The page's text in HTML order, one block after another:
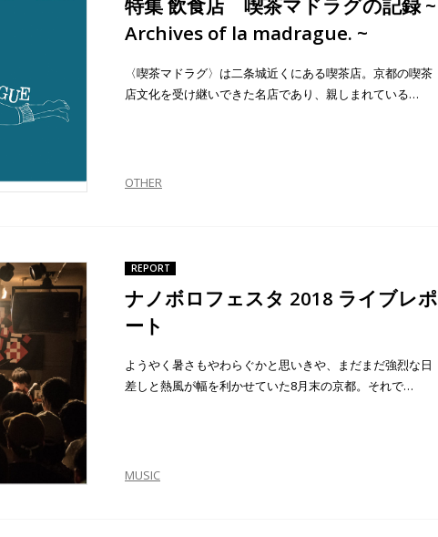
特集 飲食店 喫茶マドラグの記録 ~
Archives of la madrague. ~
〈喫茶マドラグ〉は二条城近くにある喫茶店。京都の喫茶
店文化を受け継いできた名店であり、親しまれている…
OTHER
REPORT
ナノボロフェスタ 2018 ライブレポ
ート
ようやく暑さもやわらぐかと思いきや、まだまだ強烈な日
差しと熱風が幅を利かせていた8月末の京都。それで…
MUSIC